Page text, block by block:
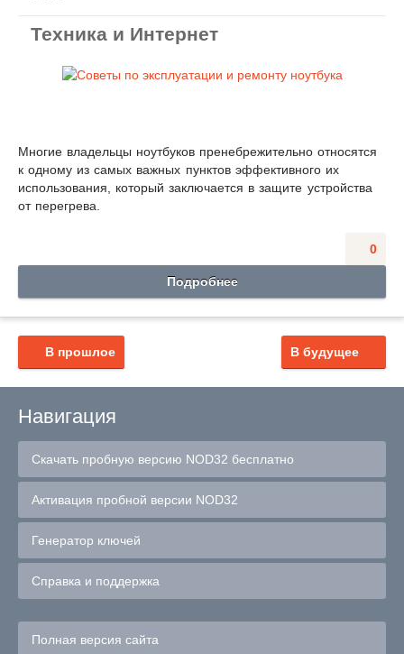
Техника и Интернет
Многие владельцы ноутбуков пренебрежительно относятся
к одному из самых важных пунктов эффективного их
использования, который заключается в защите устройства
от перегрева.
0
Подробнее
В будущее
В прошлое
Навигация
Скачать пробную версию NOD32 бесплатно
Активация пробной версии NOD32
Генератор ключей
Справка и поддержка
Полная версия сайта